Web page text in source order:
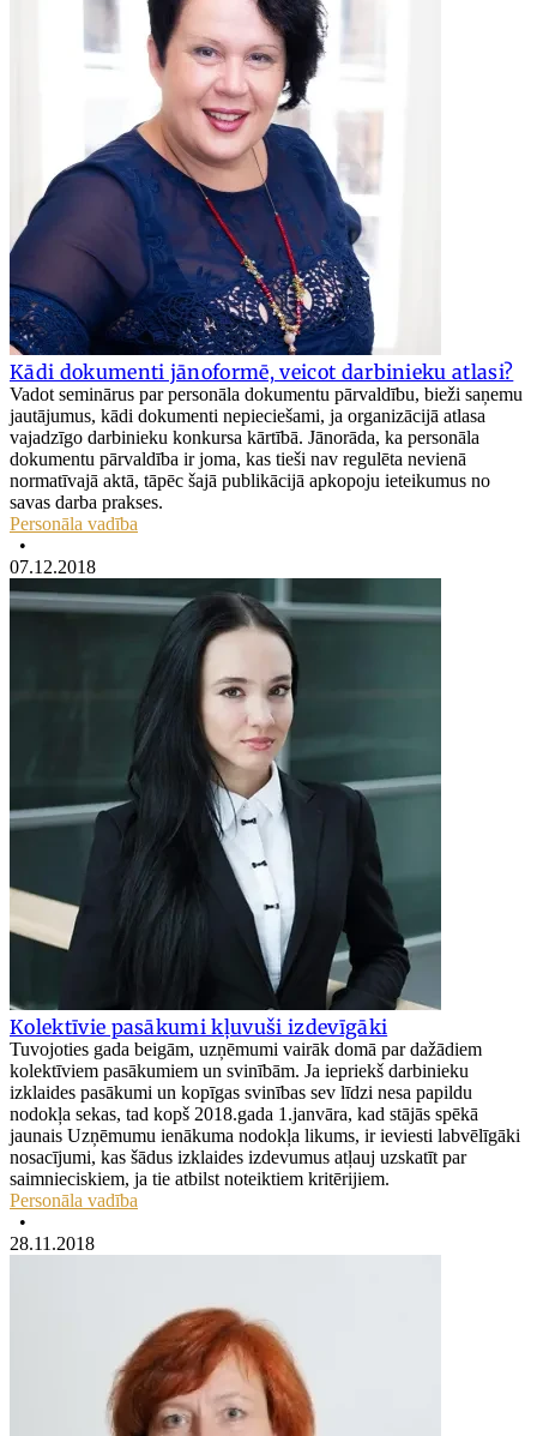
Kādi dokumenti jānoformē, veicot darbinieku atlasi?
Vadot seminārus par personāla dokumentu pārvaldību, bieži saņemu
jautājumus, kādi dokumenti nepieciešami, ja organizācijā atlasa
vajadzīgo darbinieku konkursa kārtībā. Jānorāda, ka personāla
dokumentu pārvaldība ir joma, kas tieši nav regulēta nevienā
normatīvajā aktā, tāpēc šajā publikācijā apkopoju ieteikumus no
savas darba prakses.
Personāla vadība
•
07.12.2018
Kolektīvie pasākumi kļuvuši izdevīgāki
Tuvojoties gada beigām, uzņēmumi vairāk domā par dažādiem
kolektīviem pasākumiem un svinībām. Ja iepriekš darbinieku
izklaides pasākumi un kopīgas svinības sev līdzi nesa papildu
nodokļa sekas, tad kopš 2018.gada 1.janvāra, kad stājās spēkā
jaunais Uzņēmumu ienākuma nodokļa likums, ir ieviesti labvēlīgāki
nosacījumi, kas šādus izklaides izdevumus atļauj uzskatīt par
saimnieciskiem, ja tie atbilst noteiktiem kritērijiem.
Personāla vadība
•
28.11.2018